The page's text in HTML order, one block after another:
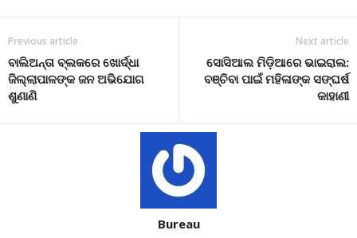
Previous article
ବାଲିଅନ୍ତା ବ୍ଲକରେ ଖୋର୍ଦ୍ଧା
ଜିଲ୍ଲାପାଳଙ୍କ ଜନ ଅଭିଯୋଗ
ଶୁଣାଣି
Next article
ସୋସିଆଲ ମିଡ଼ିଆରେ ଭାଇରାଲ:
ବଞ୍ଚିବା ପାଇଁ ମହିଳାଙ୍କ ସଙ୍ଘର୍ଷ
କାହାଣୀ
Bureau